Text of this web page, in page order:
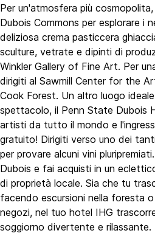
Per un'atmosfera più
Dubois Commons per esplorare i
deliziosa crema pasticcera
sculture, vetrate e dipinti di
Winkler Gallery of Fine Art. Per
dirigiti al Sawmill Center for the
Cook Forest. Un altro luogo
spettacolo, il Penn State Dubois
artisti da tutto il mondo e
gratuito! Dirigiti verso uno dei
per provare alcuni vini
Dubois e fai acquisti in un
di proprietà locale. Sia che tu
facendo escursioni nella foresta
negozi, nel tuo hotel IHG
soggiorno divertente e